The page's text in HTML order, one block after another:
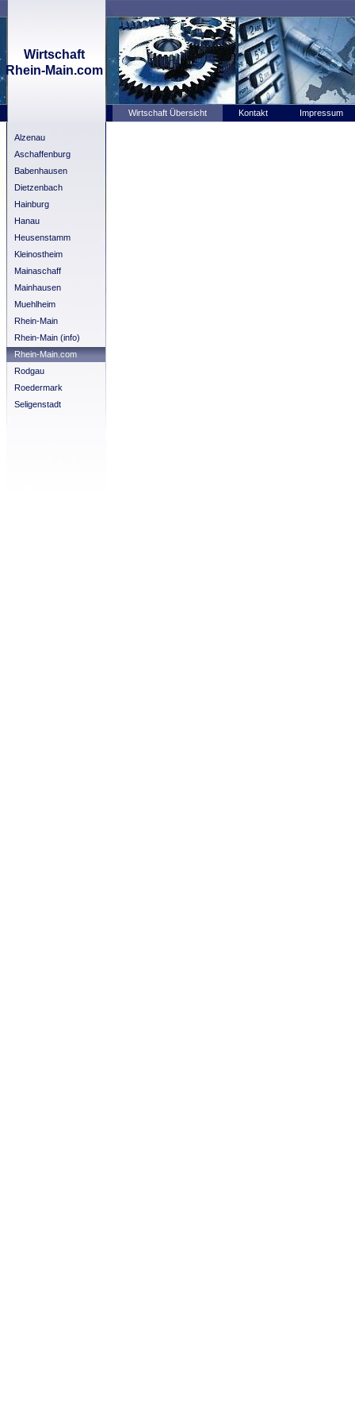
Wirtschaft
Rhein-Main.com
Wirtschaft Übersicht Kontakt Impressum
Alzenau
Aschaffenburg
Babenhausen
Dietzenbach
Hainburg
Hanau
Heusenstamm
Kleinostheim
Mainaschaff
Mainhausen
Muehlheim
Rhein-Main
Rhein-Main (info)
Rhein-Main.com
Rodgau
Roedermark
Seligenstadt